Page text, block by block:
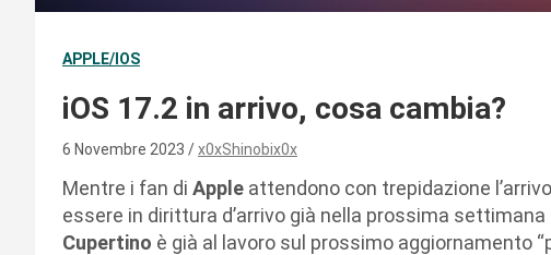
APPLE/IOS
iOS 17.2 in arrivo, cosa cambia?
6 Novembre 2023 x0xShinobix0x
Mentre i fan di Apple attendono con trepidazione
essere in dirittura d’arrivo già nella prossima
Cupertino è già al lavoro sul prossimo aggiornamento